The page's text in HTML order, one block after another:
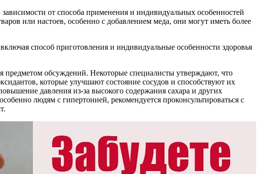
от способа применения и индивидуальных особенностей
или настоев, особенно с добавлением меда, они могут иметь более
способ приготовления и индивидуальные особенности здоровья
предметом обсуждений. Некоторые специалисты утверждают, что
которые улучшают состояние сосудов и способствуют их
давления из-за высокого содержания сахара и других
людям с гипертонией, рекомендуется проконсультироваться с